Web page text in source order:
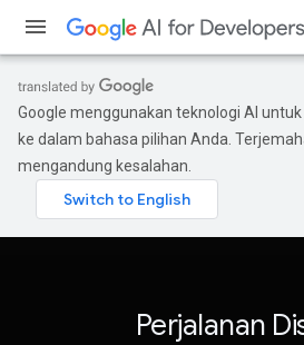
Google menggunakan teknologi AI
ke dalam bahasa pilihan Anda.
mengandung kesalahan.
Perjalanan